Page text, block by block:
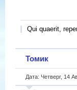
Qui quaerit,
Томик
Дата: Четверг, 14